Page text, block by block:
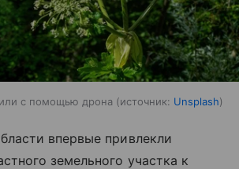
с помощью дрона источник: Unsplash
впервые привлекли
земельного участка к